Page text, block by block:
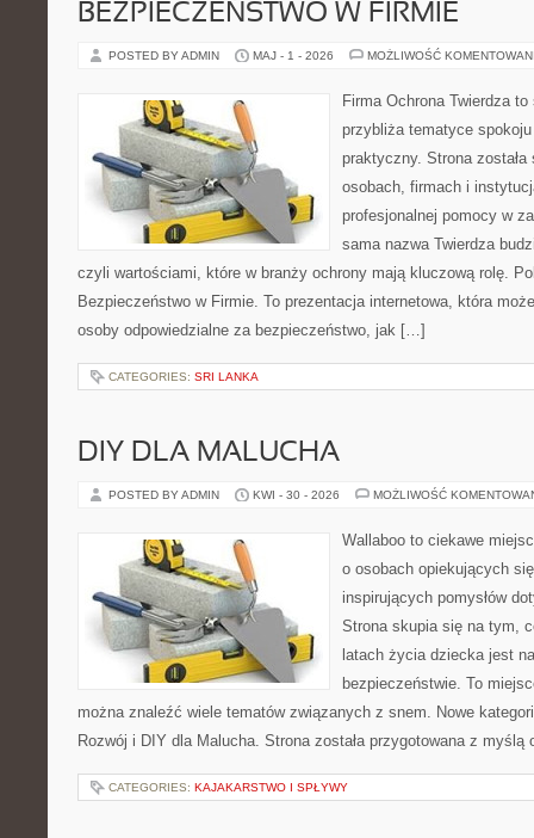
BEZPIECZEŃSTWO W FIRMIE
POSTED BY ADMIN MAJ - 1 - 2026 MOŻLIWOŚĆ
Firma Ochrona Twierdza
przybliża tematyce
praktyczny. Strona
osobach, firmach i
profesjonalnej pomocy w
sama nazwa Twierdza
czyli wartościami, które w branży ochrony mają kluczową rolę.
Bezpieczeństwo w Firmie. To prezentacja internetowa, która
osoby odpowiedzialne za bezpieczeństwo, jak […]
CATEGORIES: SRI LANKA
DIY DLA MALUCHA
POSTED BY ADMIN KWI - 30 - 2026 MOŻLIWOŚĆ
Wallaboo to ciekawe
o osobach opiekujących
inspirujących pomysłów
Strona skupia się na tym,
latach życia dziecka jest
bezpieczeństwie. To
można znaleźć wiele tematów związanych z snem. Nowe
Rozwój i DIY dla Malucha. Strona została przygotowana z
CATEGORIES: KAJAKARSTWO I SPŁYWY